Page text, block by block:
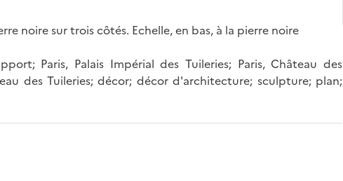
noire sur trois côtés. Echelle, en bas, à la pierre noire
Paris, Palais Impérial des Tuileries; Paris, Château des
des Tuileries; décor; décor d'architecture; sculpture; plan;